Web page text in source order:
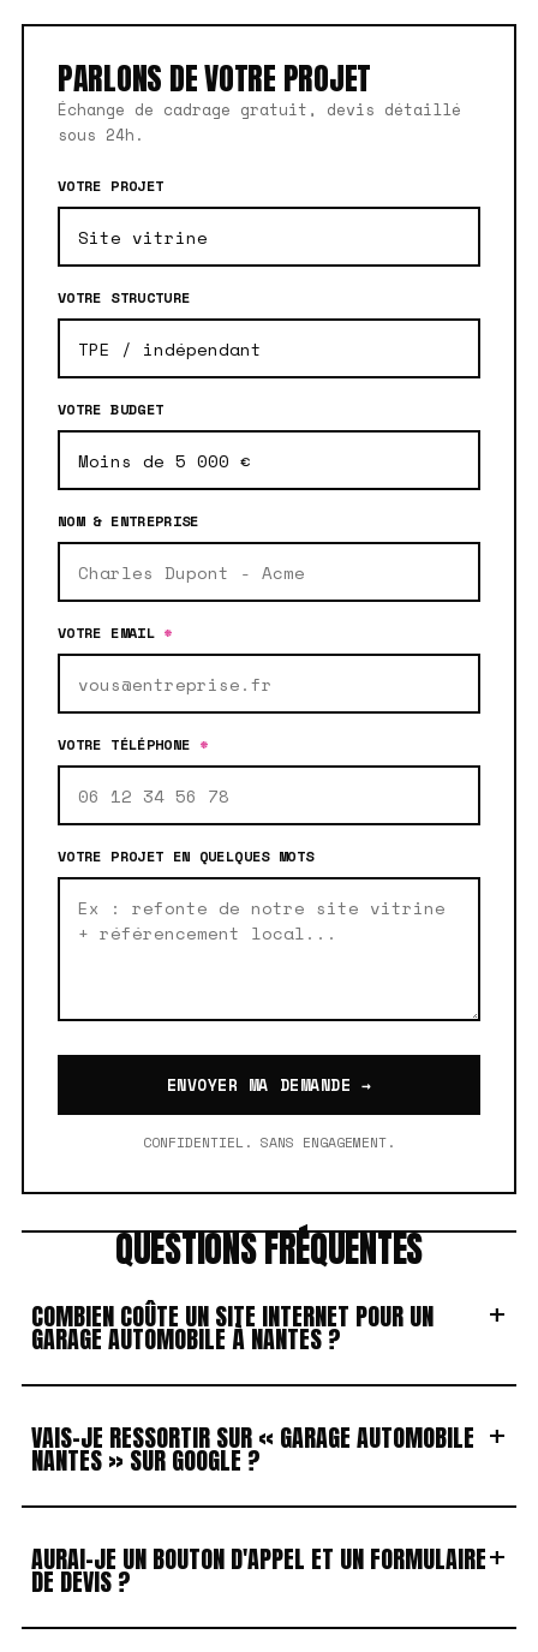
PARLONS DE VOTRE PROJET
Échange de cadrage gratuit, devis détaillé
sous 24h.
VOTRE PROJET
VOTRE STRUCTURE
VOTRE BUDGET
NOM & ENTREPRISE
VOTRE EMAIL *
VOTRE TÉLÉPHONE *
VOTRE PROJET EN QUELQUES MOTS
ENVOYER MA DEMANDE →
CONFIDENTIEL. SANS ENGAGEMENT.
QUESTIONS FRÉQUENTES
COMBIEN COÛTE UN SITE INTERNET POUR UN
GARAGE AUTOMOBILE À NANTES ?
+
VAIS-JE RESSORTIR SUR « GARAGE AUTOMOBILE
NANTES » SUR GOOGLE ?
+
AURAI-JE UN BOUTON D'APPEL ET UN FORMULAIRE
DE DEVIS ?
+